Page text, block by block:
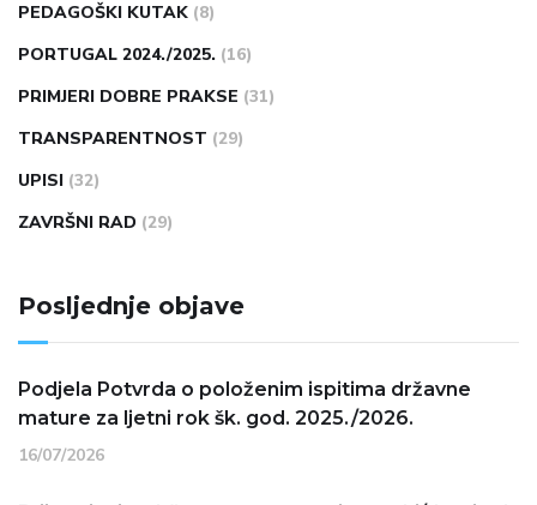
PEDAGOŠKI KUTAK (8)
PORTUGAL 2024./2025. (16)
PRIMJERI DOBRE PRAKSE (31)
TRANSPARENTNOST (29)
UPISI (32)
ZAVRŠNI RAD (29)
Posljednje objave
Podjela Potvrda o položenim ispitima državne
mature za ljetni rok šk. god. 2025./2026.
16/07/2026